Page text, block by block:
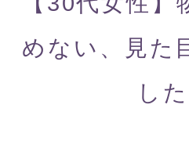
めない、見た
し